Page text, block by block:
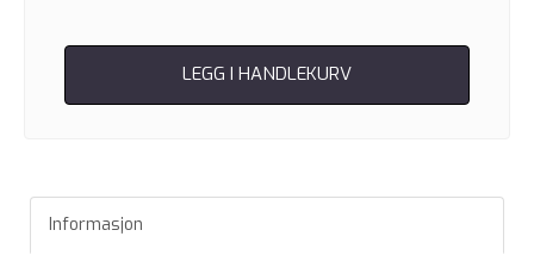
LEGG I HANDLEKURV
Informasjon